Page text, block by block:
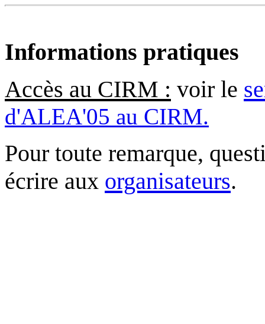
Informations pratiques
Accès au CIRM : voir le
d'ALEA'05 au CIRM.
Pour toute remarque,
écrire aux organisateurs.